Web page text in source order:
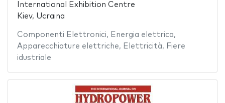
International Exhibition Centre
Kiev, Ucraina
Componenti Elettronici, Energia elettrica,
Apparecchiature elettriche, Elettricità, Fiere
idustriale